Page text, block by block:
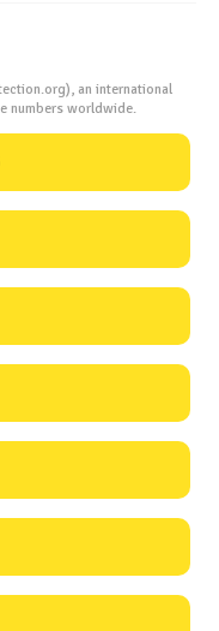
an international
numbers worldwide.